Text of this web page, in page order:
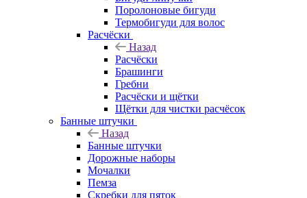
Поролоновые бигуди
Термобигуди для волос
Расчёски
Назад
Расчёски
Брашинги
Гребни
Расчёски и щётки
Щётки для чистки расчёсок
Банные штучки
Назад
Банные штучки
Дорожные наборы
Мочалки
Пемза
Скребки для пяток